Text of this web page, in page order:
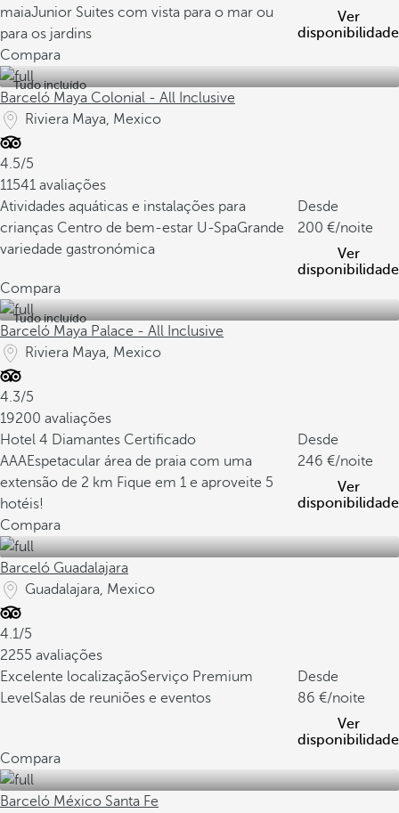
maiaJunior Suites com vista para o mar ou
para os jardins
Ver
disponibilidade
Compara
Tudo incluído
Barceló Maya Colonial - All Inclusive
Riviera Maya, Mexico
4.5/5
11541 avaliações
Atividades aquáticas e instalações para
crianças Centro de bem-estar U-SpaGrande
variedade gastronómica
Desde
200
/noite
Ver
disponibilidade
Compara
Tudo incluído
Barceló Maya Palace - All Inclusive
Riviera Maya, Mexico
4.3/5
19200 avaliações
Hotel 4 Diamantes Certificado
AAAEspetacular área de praia com uma
extensão de 2 km Fique em 1 e aproveite 5
hotéis!
Desde
246
/noite
Ver
disponibilidade
Compara
Barceló Guadalajara
Guadalajara, Mexico
4.1/5
2255 avaliações
Excelente localizaçãoServiço Premium
LevelSalas de reuniões e eventos
Desde
86
/noite
Ver
disponibilidade
Compara
Barceló México Santa Fe